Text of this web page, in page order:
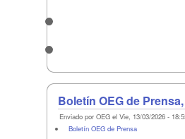
Boletín OEG de Prensa,
Enviado por OEG el Vie, 13/03/2026 -
Boletín OEG de Prensa